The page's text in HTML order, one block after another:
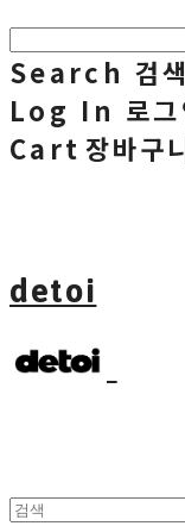
Search 검색
Log In 로그
Cart 장바구
detoi